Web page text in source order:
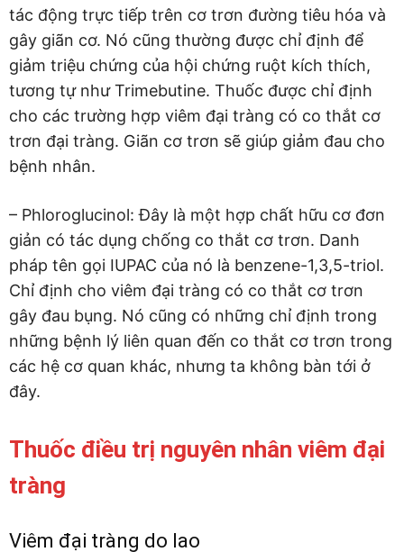
tác động trực tiếp trên cơ trơn đường tiêu hóa và
gây giãn cơ. Nó cũng thường được chỉ định để
giảm triệu chứng của hội chứng ruột kích thích,
tương tự như Trimebutine. Thuốc được chỉ định
cho các trường hợp viêm đại tràng có co thắt cơ
trơn đại tràng. Giãn cơ trơn sẽ giúp giảm đau cho
bệnh nhân.
– Phloroglucinol: Đây là một hợp chất hữu cơ đơn
giản có tác dụng chống co thắt cơ trơn. Danh
pháp tên gọi IUPAC của nó là benzene-1,3,5-triol.
Chỉ định cho viêm đại tràng có co thắt cơ trơn
gây đau bụng. Nó cũng có những chỉ định trong
những bệnh lý liên quan đến co thắt cơ trơn trong
các hệ cơ quan khác, nhưng ta không bàn tới ở
đây.
Thuốc điều trị nguyên nhân viêm đại
tràng
Viêm đại tràng do lao